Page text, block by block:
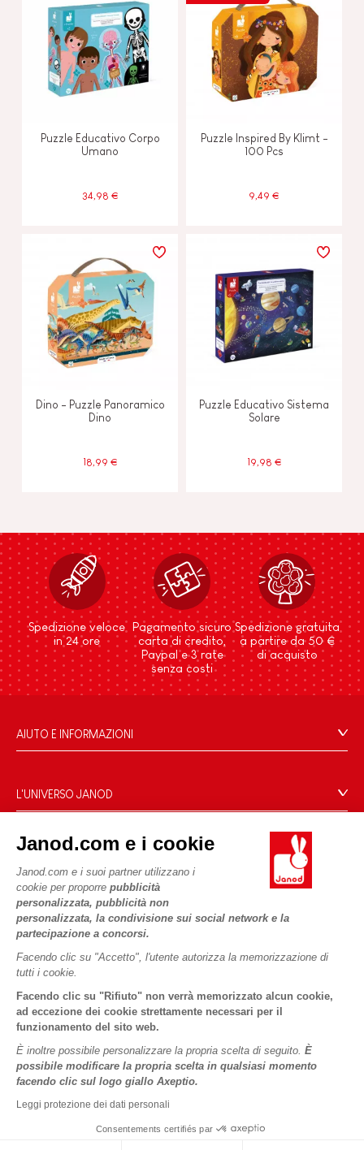
Janod.com e i cookie
Janod.com e i suoi partner utilizzano i
cookie per proporre pubblicità
personalizzata, pubblicità non
personalizzata, la condivisione sui social network e la
partecipazione a concorsi.
Facendo clic su "Accetto", l'utente autorizza la memorizzazione di
tutti i cookie.
Facendo clic su "Rifiuto" non verrà memorizzato alcun cookie,
ad eccezione dei cookie strettamente necessari per il
funzionamento del sito web.
È inoltre possibile personalizzare la propria scelta di seguito. È
possibile modificare la propria scelta in qualsiasi momento
facendo clic sul logo giallo Axeptio.
Leggi protezione dei dati personali
Consentements certifiés par
Puzzle Educativo Corpo
Umano
34,98 €
Puzzle Inspired By Klimt -
100 Pcs
9,49 €
Dino - Puzzle Panoramico
Dino
18,99 €
Puzzle Educativo Sistema
Solare
19,98 €
Spedizione veloce
in 24 ore
Pagamento sicuro
carta di credito,
Paypal e 3 rate
senza costi
Spedizione gratuita
a partire da 50 €
di acquisto
AIUTO E INFORMAZIONI
Domande Frequenti
Contatti
Negozi
Termini delle offerte
Dati personali
Cookies
Termini delle offerte
L'UNIVERSO JANOD
Le nostre attività
Impegni di RSI
Cos'è FSC®?
I NOSTRI SERVIZI
Pagamento
Acquista ora, paga dopo
Spedizione
Video
Regole di gioco e istruzioni
Pezzi staccati
Attività per bambini da scaricare
PROFESSIONALE
Contatti stampa
SEGUICI
Copyright © 2026 Janod - Tutti i diritti riservati -